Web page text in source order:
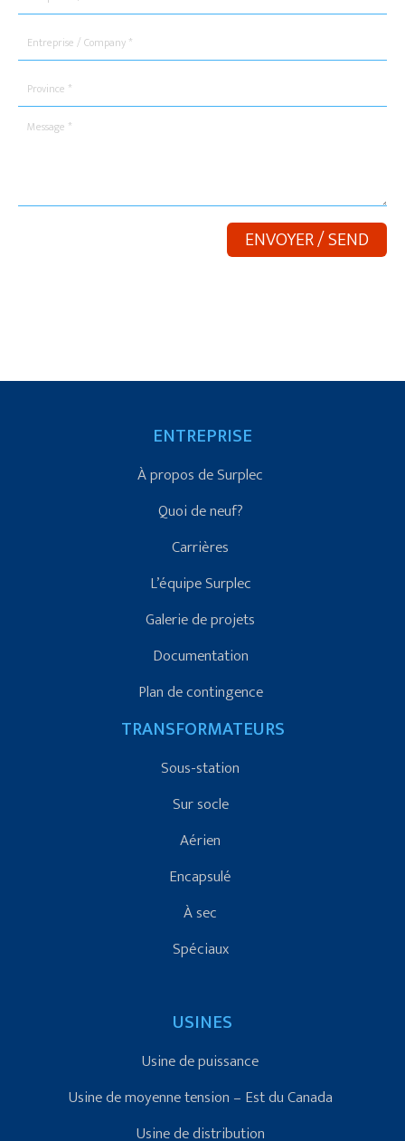
ENTREPRISE
À propos de Surplec
Quoi de neuf?
Carrières
L’équipe Surplec
Galerie de projets
Documentation
Plan de contingence
TRANSFORMATEURS
Sous-station
Sur socle
Aérien
Encapsulé
À sec
Spéciaux
USINES
Usine de puissance
Usine de moyenne tension – Est du Canada
Usine de distribution